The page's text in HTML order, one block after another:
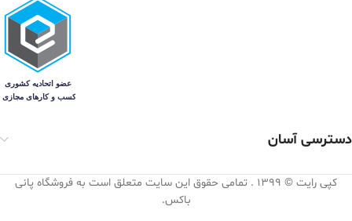
دسترسی آسان
کپی رایت © 1399 . تمامی حقوق این سایت متعلق است به فروشگاه پانی
باکس.